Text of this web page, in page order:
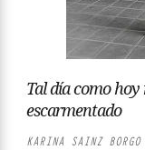
Tal día como
escarmentado
KARINA SAINZ BORGO